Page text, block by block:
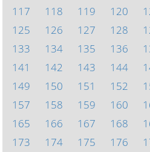
117
118 119 120
125
126 127 128
133
134 135 136
141
142 143 144
149
150 151 152
157
158 159 160
165
166 167 168
173
174 175 176